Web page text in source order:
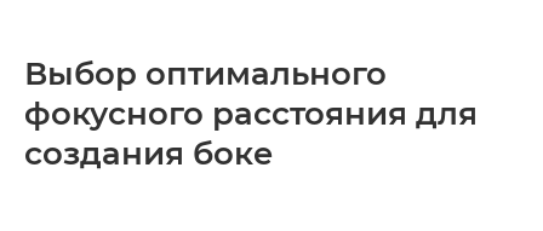
Выбор оптимального
фокусного расстояния для
создания боке